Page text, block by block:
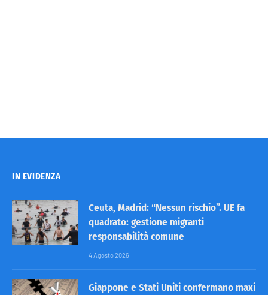
IN EVIDENZA
Ceuta, Madrid: “Nessun rischio”. UE fa
quadrato: gestione migranti
responsabilità comune
4 Agosto 2026
Giappone e Stati Uniti confermano maxi